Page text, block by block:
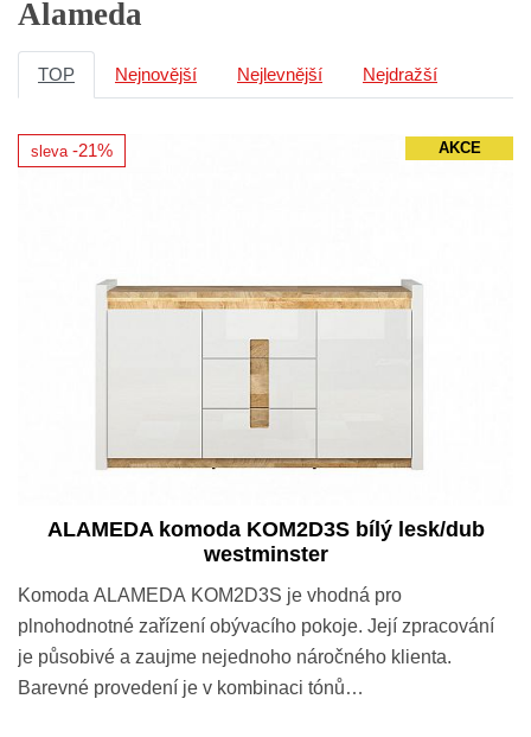
Alameda
TOP Nejnovější Nejlevnější Nejdražší
AKCE
ALAMEDA komoda KOM2D3S bílý lesk/dub
westminster
Komoda ALAMEDA KOM2D3S je vhodná pro
plnohodnotné zařízení obývacího pokoje. Její zpracování
je působivé a zaujme nejednoho náročného klienta.
Barevné provedení je v kombinaci tónů…
sleva -21%